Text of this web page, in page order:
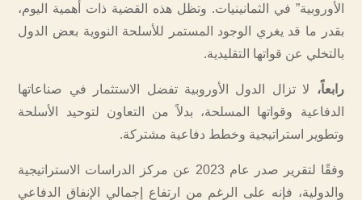
الأوروبية” في الثمانينيات. وتظل هذه القضية ذات أهمية اليوم،
بقدر ما قد يغري الوجود المستمر للأسلحة النووية بعض الدول
بالتخلي عن قواتها التقليدية.
رابعاً، لا تزال الدول الأوروبية تفضل الاستثمار في صناعاتها
الدفاعية وقواتها المسلحة، بدلاً من التعاون لتوحيد الأسلحة
وتطوير استراتيجية وخطط دفاعية مشتركة.
وفقًا لتقرير صدر عام 2023 عن مركز الدراسات الاستراتيجية
والدولية، فإنه على الرغم من ارتفاع إجمالي الإنفاق الدفاعي